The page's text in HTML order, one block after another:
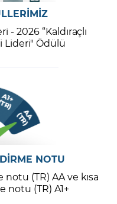
- 2026 “Kaldıraçlı
Lideri" Ödülü
NOTU
(TR) AA ve kısa
notu (TR) A1+